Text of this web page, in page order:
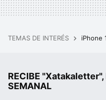
TEMAS DE INTERÉS iPhone
RECIBE "Xatakaletter",
SEMANAL